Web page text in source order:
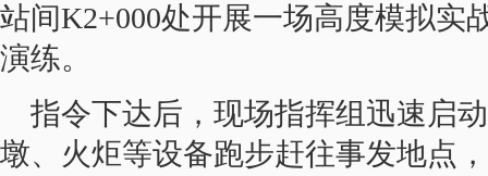
站间K2+000处开展一场高度模拟实
演练。
指令下达后，现场指挥组迅速启
墩、火炬等设备跑步赶往事发地点